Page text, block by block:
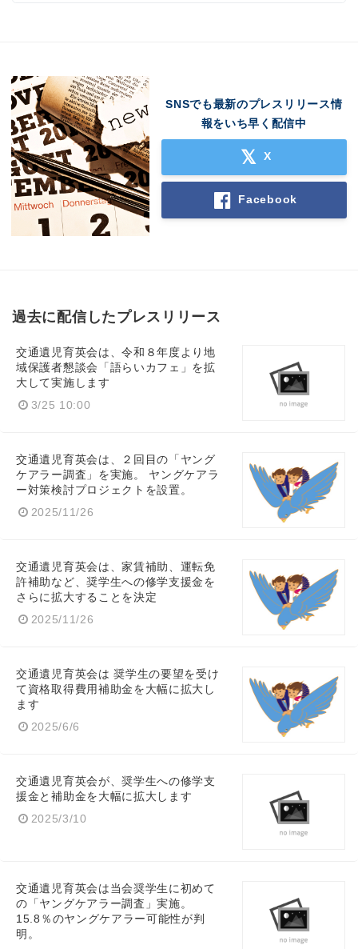
SNSでも最新のプレスリリース情
報をいち早く配信中
X
Facebook
過去に配信したプレスリリース
交通遺児育英会は、令和８年度より地
域保護者懇談会「語らいカフェ」を拡
大して実施します
3/25 10:00
交通遺児育英会は、２回目の「ヤング
ケアラー調査」を実施。 ヤングケアラ
ー対策検討プロジェクトを設置。
2025/11/26
交通遺児育英会は、家賃補助、運転免
許補助など、奨学生への修学支援金を
さらに拡大することを決定
2025/11/26
交通遺児育英会は 奨学生の要望を受け
て資格取得費用補助金を大幅に拡大し
ます
2025/6/6
交通遺児育英会が、奨学生への修学支
援金と補助金を大幅に拡大します
2025/3/10
交通遺児育英会は当会奨学生に初めて
の「ヤングケアラー調査」実施。
15.8％のヤングケアラー可能性が判
明。